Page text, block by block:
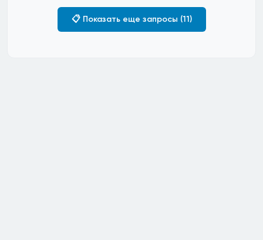
📋 Показать еще запросы (11)